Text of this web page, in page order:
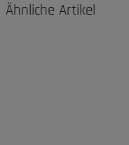
Ähnliche Artikel